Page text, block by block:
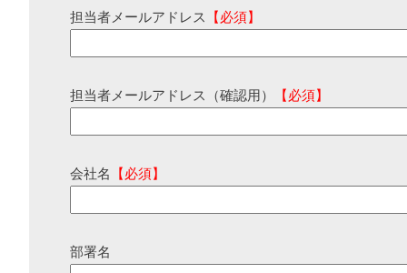
担当者メールアドレス 【必須】
担当者メールアドレス（確認用） 【必須】
会社名 【必須】
部署名